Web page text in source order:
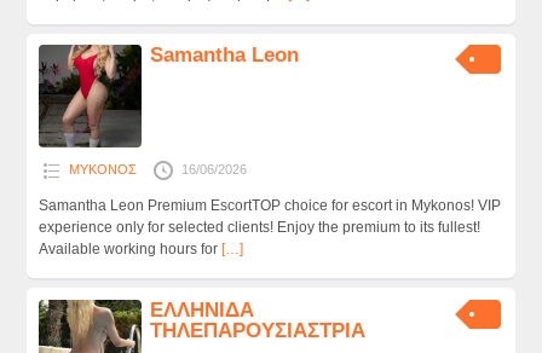
Samantha Leon
ΜΥΚΟΝΟΣ 16/06/2026
Samantha Leon Premium EscortTOP choice for escort in Mykonos! VIP
experience only for selected clients! Enjoy the premium to its fullest!
Available working hours for […]
ΕΛΛΗΝΙΔΑ
ΤΗΛΕΠΑΡΟΥΣΙΑΣΤΡΙΑ